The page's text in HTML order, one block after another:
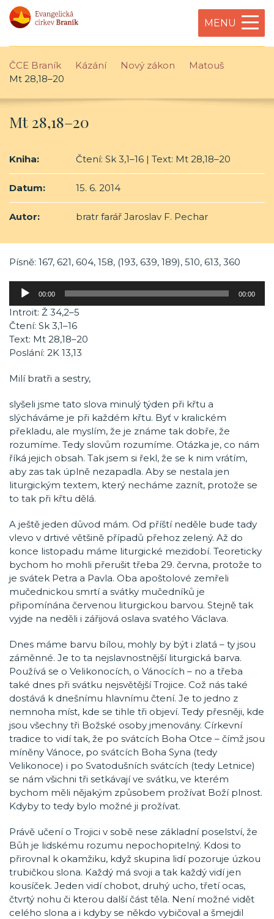
MENU
ČCE Braník Kázání Nový zákon
Matouš
Mt 28,18–20
Mt 28,18–20
Kniha: Čtení: Sk 3,1–16 | Text: Mt 28,18–20
Datum: 15. 6. 2014
Autor: bratr farář Jaroslav F. Pechar
Písně: 167, 621, 604, 158, (193, 639, 189), 510, 613, 360
Audio
00:00 00:00
Introit: Ž 34,2–5
Čtení: Sk 3,1–16
Text: Mt 28,18–20
Poslání: 2K 13,13
Milí bratři a sestry,
slyšeli jsme tato slova minulý týden při křtu a
slýcháváme je při každém křtu. Byť v kralickém
překladu, ale myslím, že je známe tak dobře, že
rozumíme. Tedy slovům rozumíme. Otázka je, co nám
říká jejich obsah. Tak jsem si řekl, že se k nim vrátím,
aby zas tak úplně nezapadla. Aby se nestala jen
liturgickým textem, který necháme zaznít, protože se
to tak při křtu dělá.
A ještě jeden důvod mám. Od příští neděle bude tady
vlevo v drtivé většině případů přehoz zelený. Až do
konce listopadu máme liturgické mezidobí. Teoreticky
bychom ho mohli přerušit třeba 29. června, protože to
je svátek Petra a Pavla. Oba apoštolové zemřeli
mučednickou smrtí a svátky mučedníků je
připomínána červenou liturgickou barvou. Stejně tak
vyjde na neděli i zářijová oslava svatého Václava.
Dnes máme barvu bílou, mohly by být i zlatá – ty jsou
záměnné. Je to ta nejslavnostnější liturgická barva.
Používá se o Velikonocích, o Vánocích – no a třeba
také dnes při svátku nejsvětější Trojice. Což nás také
dostává k dnešnímu hlavnímu čtení. Je to jedno z
nemnoha míst, kde se tihle tři objeví. Tedy přesněji, kde
jsou všechny tři Božské osoby jmenovány. Církevní
tradice to vidí tak, že po svátcích Boha Otce – čímž jsou
míněny Vánoce, po svátcích Boha Syna (tedy
Velikonoce) i po Svatodušních svátcích (tedy Letnice)
se nám všichni tři setkávají ve svátku, ve kterém
bychom měli nějakým způsobem prožívat Boží plnost.
Kdyby to tedy bylo možné ji prožívat.
Právě učení o Trojici v sobě nese základní poselství, že
Bůh je lidskému rozumu nepochopitelný. Kdosi to
přirovnal k okamžiku, když skupina lidí pozoruje úzkou
trubičkou slona. Každý má svoji a tak každý vidí jen
kousíček. Jeden vidí chobot, druhý ucho, třetí ocas,
čtvrtý nohu či kterou další část těla. Není možné vidět
celého slona a i kdyby se někdo vybičoval a šmejdil